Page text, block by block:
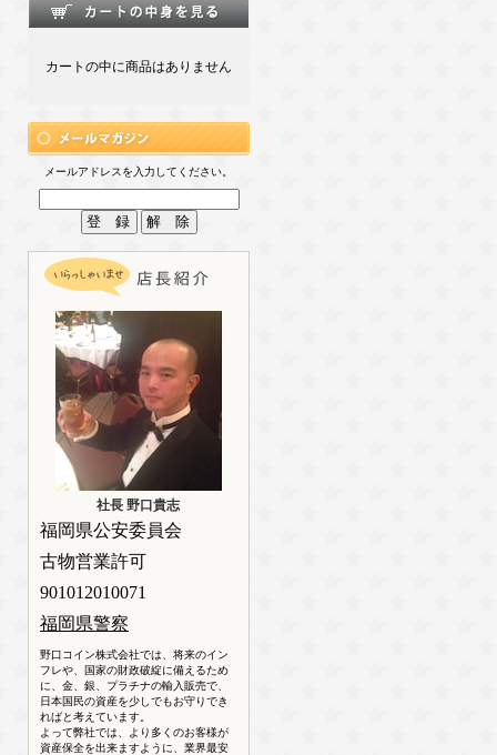
カートの中に商品はありません
メールアドレスを入力してください。
社長 野口貴志
福岡県公安委員会
古物営業許可
901012010071
福岡県警察
野口コイン株式会社では、将来のイン
フレや、国家の財政破綻に備えるため
に、金、銀、プラチナの輸入販売で、
日本国民の資産を少しでもお守りでき
ればと考えています。
よって弊社では、より多くのお客様が
資産保全を出来ますように、業界最安